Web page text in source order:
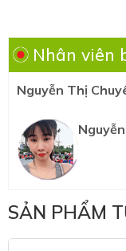
Nhân viên
Nguyễn Thị
SẢN PHẨM